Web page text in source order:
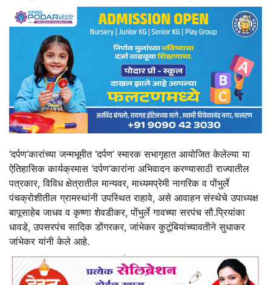
‘दर्पण’कारांच्या जन्मभूमीत ‘दर्पण’ स्मारक सभागृहात आयोजित केलेल्या या
ऐतिहासिक कार्यक्रमास ‘दर्पण’कारांना अभिवादन करण्यासाठी राज्यातील
पत्रकार, विविध क्षेत्रातील मान्यवर, माध्यमप्रेमी नागरिक व पोंभुर्ले
पंचक्रोशीतील ग्रामस्थांनी उपस्थित राहावे, असे आवाहन संस्थेचे उपाध्यक्ष
बापूसाहेब जाधव व कृष्णा शेवडीकर, पोंभुर्ले गावच्या सरपंच सौ.प्रियांका
धावडे, उपसरपंच सादिक डोंगरकर, जांभेकर कुटूंबियांच्यावतीने सुधाकर
जांभेकर यांनी केले आहे.